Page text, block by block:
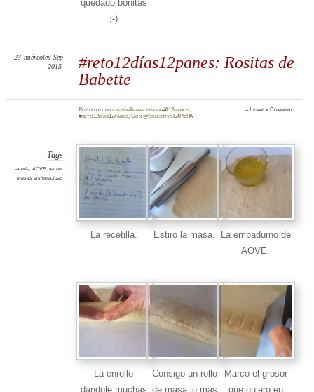
quedado bonitas
;-)
#reto12días12panes: Rositas de
Babette
23 miércoles Sep
2015
Postedbybloggera&panadera in#A12manos,
#reto12días12panes,Con @colectivoLAPEPA
≈ Leave a Comment
Tags
aceite, AOVE, leche,
masas enriquecidas
La recetilla. Estiro la masa.
La embadurno de
AOVE.
La enrollo
dándole muchas
Consigo un rollo
de masa lo más
Marco el grosor
que quiero en